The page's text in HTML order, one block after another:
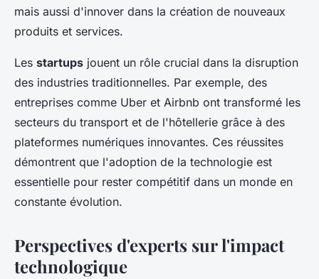
mais aussi d'innover dans la création de nouveaux
produits et services.
Les startups jouent un rôle crucial dans la disruption
des industries traditionnelles. Par exemple, des
entreprises comme Uber et Airbnb ont transformé les
secteurs du transport et de l'hôtellerie grâce à des
plateformes numériques innovantes. Ces réussites
démontrent que l'adoption de la technologie est
essentielle pour rester compétitif dans un monde en
constante évolution.
Perspectives d'experts sur l'impact
technologique